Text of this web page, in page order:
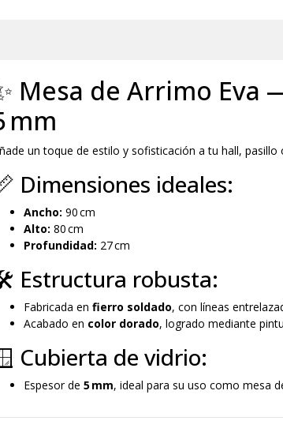
Mesa de Arrimo
mm
un toque de estilo y sofisticación a tu hall,
Dimensiones ideales:
Ancho: 90 cm
Alto: 80 cm
Profundidad: 27 cm
Estructura robusta:
Fabricada en fierro soldado, con líneas
Acabado en color dorado, logrado mediante
Cubierta de vidrio:
Espesor de 5 mm, ideal para su uso como mesa